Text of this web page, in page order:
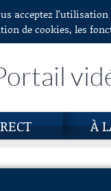
acceptez
de cookies, les
À